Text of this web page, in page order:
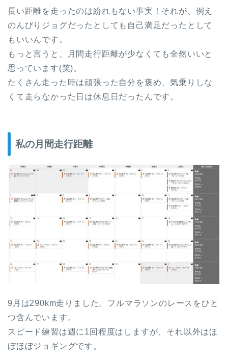
長い距離を走ったのは紛れもない事実！それが、例え
のんびりジョグだったとしても自己満足だったとして
もいいんです。
もっと言うと、月間走行距離が少なくても全然いいと
思っています(笑)。
たくさん走った時は頑張った自分を褒め、気乗りしな
くて走らなかった日は休息日だったんです。
私の月間走行距離
9月は290km走りました。フルマラソンのレースをひと
つ含んでいます。
スピード練習は週に1回程度はしますが、それ以外はほ
ぼほぼジョギングです。